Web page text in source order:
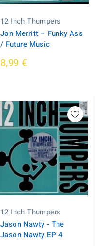
12 Inch Thumpers
Jon Merritt ‎– Funky Ass
/ Future Music
8,99 €
12 Inch Thumpers
Jason Nawty - The
Jason Nawty EP 4